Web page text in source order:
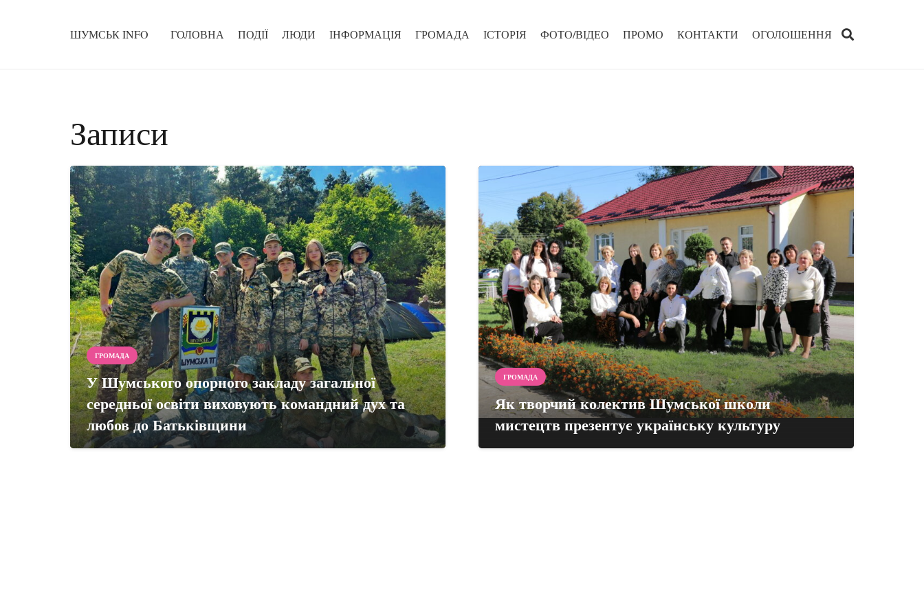
ШУМСЬК INFO ГОЛОВНА ПОДІЇ ЛЮДИ ІНФОРМАЦІЯ ГРОМАДА ІСТОРІЯ ФОТО/ВІДЕО ПРОМО КОНТАКТИ ОГОЛОШЕННЯ
Записи
ГРОМАДА
У Шумського опорного закладу загальної
середньої освіти виховують командний дух та
любов до Батьківщини
ГРОМАДА
Як творчий колектив Шумської школи
мистецтв презентує українську культуру